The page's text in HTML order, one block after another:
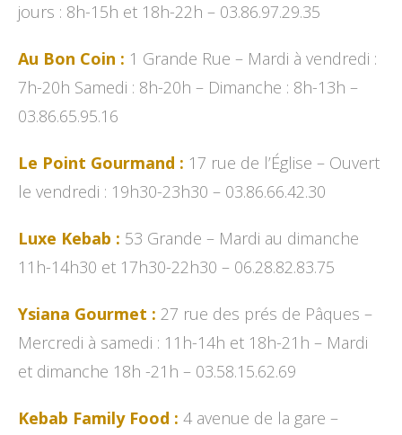
jours : 8h-15h et 18h-22h – 03.86.97.29.35
Au Bon Coin : 1 Grande Rue – Mardi à vendredi :
7h-20h Samedi : 8h-20h – Dimanche : 8h-13h –
03.86.65.95.16
Le Point Gourmand : 17 rue de l’Église – Ouvert
le vendredi : 19h30-23h30 – 03.86.66.42.30
Luxe Kebab : 53 Grande – Mardi au dimanche
11h-14h30 et 17h30-22h30 – 06.28.82.83.75
Ysiana Gourmet : 27 rue des prés de Pâques –
Mercredi à samedi : 11h-14h et 18h-21h – Mardi
et dimanche 18h -21h – 03.58.15.62.69
Kebab Family Food : 4 avenue de la gare –